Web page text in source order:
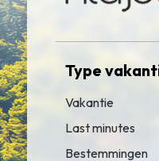
Type
Vakantie
Last minutes
Bestemmingen